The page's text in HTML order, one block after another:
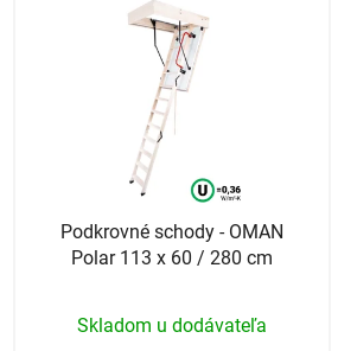
Podkrovné schody - OMAN
Polar 113 x 60 / 280 cm
hodnotenie
Skladom u dodávateľa